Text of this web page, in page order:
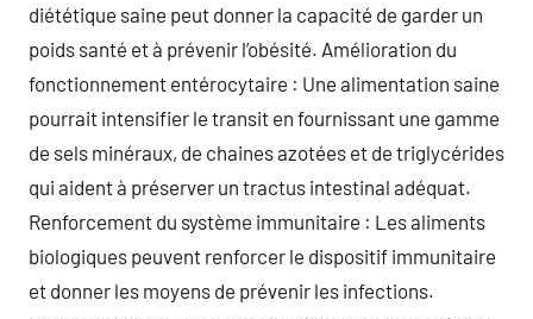
diététique saine peut donner la capacité de garder un
poids santé et à prévenir l’obésité. Amélioration du
fonctionnement entérocytaire : Une alimentation saine
pourrait intensifier le transit en fournissant une gamme
de sels minéraux, de chaines azotées et de triglycérides
qui aident à préserver un tractus intestinal adéquat.
Renforcement du système immunitaire : Les aliments
biologiques peuvent renforcer le dispositif immunitaire
et donner les moyens de prévenir les infections.